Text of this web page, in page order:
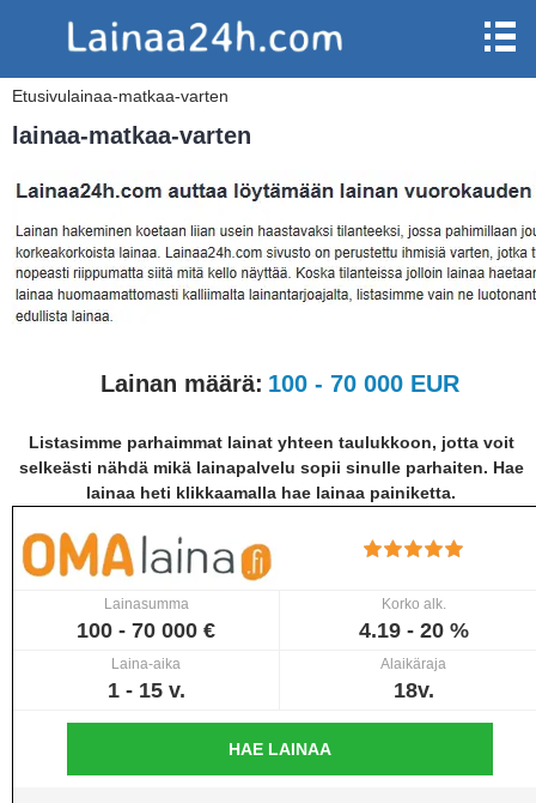
Etusivulainaa-matkaa-varten
lainaa-matkaa-varten
Lainan määrä: 100 - 70 000 EUR
Listasimme parhaimmat lainat yhteen taulukkoon, jotta voit
selkeästi nähdä mikä lainapalvelu sopii sinulle parhaiten. Hae
lainaa heti klikkaamalla hae lainaa painiketta.
Lainasumma
100 - 70 000 €
Korko alk.
4.19 - 20 %
Laina-aika
1 - 15 v.
Alaikäraja
18v.
HAE LAINAA